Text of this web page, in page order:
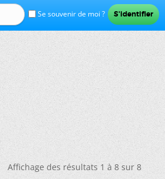
Se souvenir de moi ?
Affichage des résultats 1 à 8 sur 8